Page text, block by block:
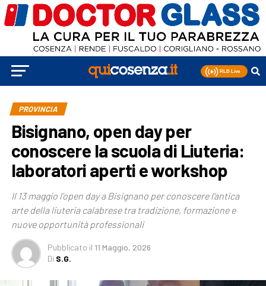
PROVINCIA
Bisignano, open day per
conoscere la scuola di Liuteria:
laboratori aperti e workshop
Il 13 maggio l’open day a Bisignano per conoscere l’antica
arte della liuteria calabrese tra tradizione, formazione e
nuove opportunità professionali
Pubblicato il 11 Maggio, 2026
Di S.G.